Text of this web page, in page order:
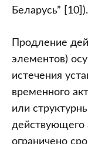
Беларусь” [10]).
Продление
элементов)
истечения
временного
или
действующего
ограничено